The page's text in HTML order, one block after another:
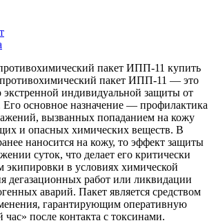
пакет ИПП-11 купить
пакет ИПП-11 — это
экстренной индивидуальной защиты от
Его основное назначение — профилактика
вызванных попаданием на кожу
и опасных химических веществ. В
наносится на кожу, то эффект защиты
суток, что делает его критически
в условиях химической
дегазационных работ или ликвидации
аварий. Пакет является средством
гарантирующим оперативную
после контакта с токсинами.